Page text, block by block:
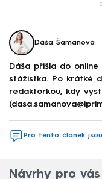
Dáša Šamanová
Dáša přišla do online
stážistka. Po krátké
redaktorkou, kdy
Pro tento článek
Návrhy pro vás